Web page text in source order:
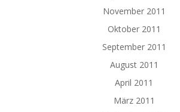
November 2011
Oktober 2011
September 2011
August 2011
April 2011
März 2011